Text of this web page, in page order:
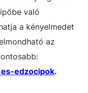
való
a kényelmedet
az
edzocipok.